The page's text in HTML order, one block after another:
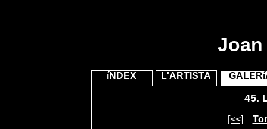
íNDEX L'ARTISTA
45.
[<<]